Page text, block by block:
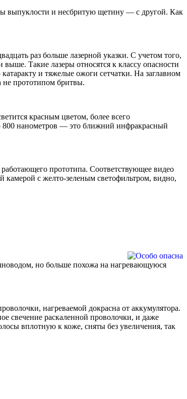
выпуклости и несбритую щетину — с другой. Как
раз больше лазерной указки. С учетом того,
Такие лазеры относятся к классу опасности
и тяжелые ожоги сетчатки. На заглавном
не прототипом бритвы.
красным цветом, более всего
800 нанометров — это ближний инфракрасный
прототипа. Соответствующее видео
с желто-зеленым светофильтром, видно,
но больше похожа на нагревающуюся
нагреваемой докрасна от аккумулятора.
свечение раскаленной проволочки, и даже
вплотную к коже, сняты без увеличения, так